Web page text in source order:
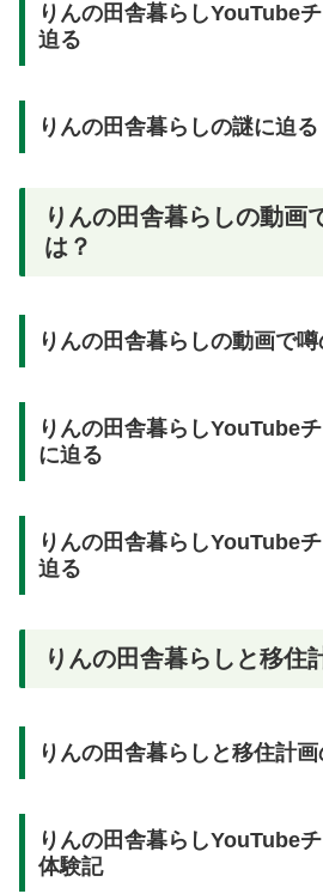
りんの田舎暮らしYouTube
迫る
りんの田舎暮らしの謎に迫る
りんの田舎暮らしの動画
は？
りんの田舎暮らしの動画で
りんの田舎暮らしYouTube
に迫る
りんの田舎暮らしYouTube
迫る
りんの田舎暮らしと移住
りんの田舎暮らしと移住計
りんの田舎暮らしYouTube
体験記